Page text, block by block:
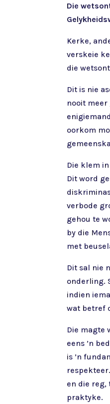
Die
Kerke,
verskeie
die
Dit is nie
nooit
oorkom
Die klem
Dit word
verbode
gehou te
by die
met
Dit sal nie
onderling.
indien
wat betref
Die magte
eens ’n
is ’n
en die
praktyke.